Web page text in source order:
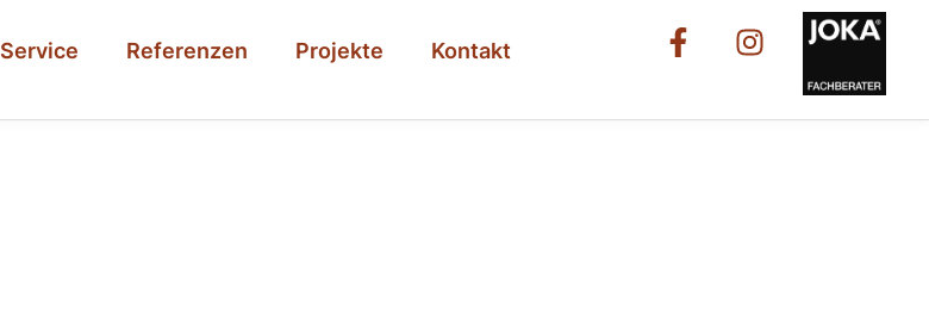
Service Referenzen Projekte Kontakt